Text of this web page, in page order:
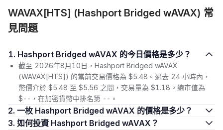
WAVAX[HTS] (Hashport Bridged wAVAX) 常
見問題
1. Hashport Bridged wAVAX 的今日價格是多少？
截至 2026年8月10日，Hashport Bridged wAVAX
(WAVAX[HTS]) 的當前交易價格為 $5.48。過去 24 小時內，
幣價介於 $5.48 至 $5.56 之間，交易量為 $1.18。總市值為
$--，在加密貨幣中排名第 --。
2. 一枚 Hashport Bridged wAVAX 的價格是多少？
3. 如何投資 Hashport Bridged wAVAX？